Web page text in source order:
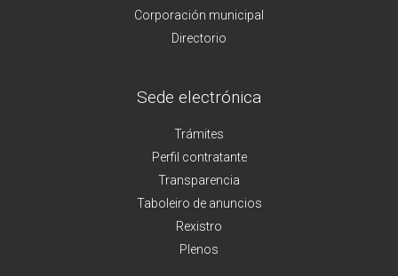
Corporación municipal
Directorio
Sede electrónica
Trámites
Perfil contratante
Transparencia
Taboleiro de anuncios
Rexistro
Plenos